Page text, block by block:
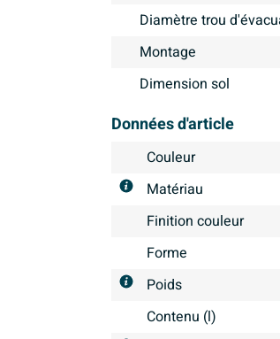
Diamètre trou
Montage
Dimension sol
Données d'article
Couleur
Matériau
Finition couleur
Forme
Poids
Contenu (l)